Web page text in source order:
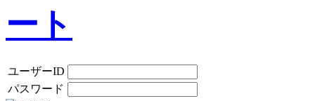
ート
ユーザーID
パスワード